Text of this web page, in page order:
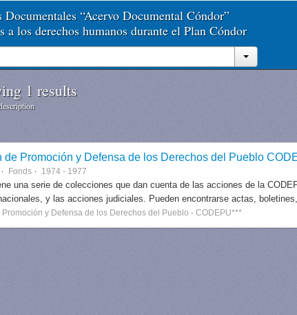
“Acervo Documental Cóndor”
a los derechos humanos durante el Plan Cóndor
1 results
de Promoción y Defensa de los Derechos del Pueblo
Fonds 1974 - 1977
una serie de colecciones que dan cuenta de las acciones de la
y las acciones judiciales. Pueden encontrarse actas,
y Defensa de los Derechos del Pueblo - CODEPU***